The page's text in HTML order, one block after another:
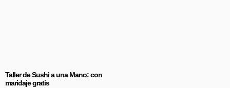
Taller de Sushi a una Mano: con
maridaje gratis